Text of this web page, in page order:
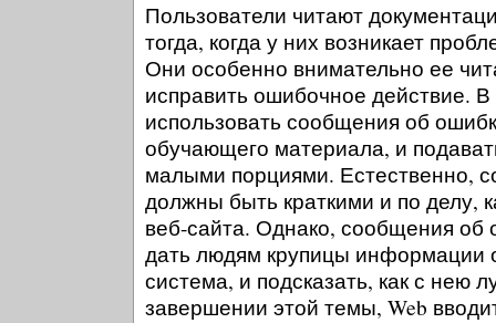
Пользователи читают
тогда, когда у них возникает
Они особенно внимательно ее
исправить ошибочное действие.
использовать сообщения об
обучающего материала, и
малыми порциями. Естественно,
должны быть краткими и по делу,
веб-сайта. Однако, сообщения об
дать людям крупицы информации
система, и подсказать, как с нею
завершении этой темы, Web